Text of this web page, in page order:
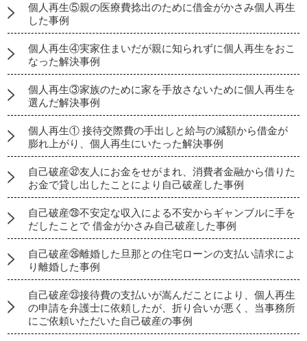
個人再生⑤親の医療費捻出のために借金がかさみ個人再生
した事例
個人再生④実家住まいだが親に知られずに個人再生をおこ
なった解決事例
個人再生③家族のために家を手放さないために個人再生を
選んだ解決事例
個人再生① 接待交際費の手出しと給与の減額から借金が
膨れ上がり、個人再生にいたった解決事例
自己破産㉜友人にお金をせがまれ、消費者金融から借りた
お金で貸し出したことにより自己破産した事例
自己破産㉘不安定な収入による不安からギャンブルに手を
だしたことで 借金がかさみ自己破産した事例
自己破産㉖離婚した旦那との住宅ローンの支払い請求によ
り離婚した事例
自己破産㉓接待費の支払いが嵩んだことにより、個人再生
の申請を弁護士に依頼したが、折り合いが悪く、当事務所
にご依頼いただいた自己破産の事例